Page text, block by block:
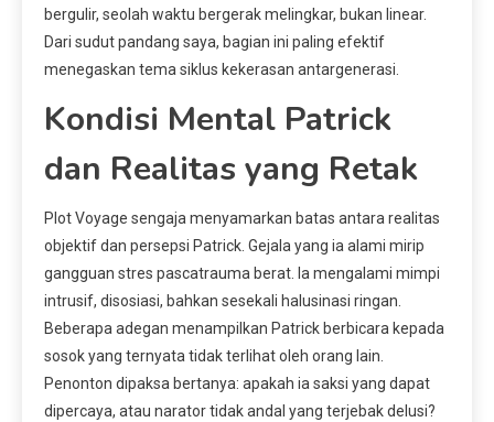
bergulir, seolah waktu bergerak melingkar, bukan linear.
Dari sudut pandang saya, bagian ini paling efektif
menegaskan tema siklus kekerasan antargenerasi.
Kondisi Mental Patrick
dan Realitas yang Retak
Plot Voyage sengaja menyamarkan batas antara realitas
objektif dan persepsi Patrick. Gejala yang ia alami mirip
gangguan stres pascatrauma berat. Ia mengalami mimpi
intrusif, disosiasi, bahkan sesekali halusinasi ringan.
Beberapa adegan menampilkan Patrick berbicara kepada
sosok yang ternyata tidak terlihat oleh orang lain.
Penonton dipaksa bertanya: apakah ia saksi yang dapat
dipercaya, atau narator tidak andal yang terjebak delusi?